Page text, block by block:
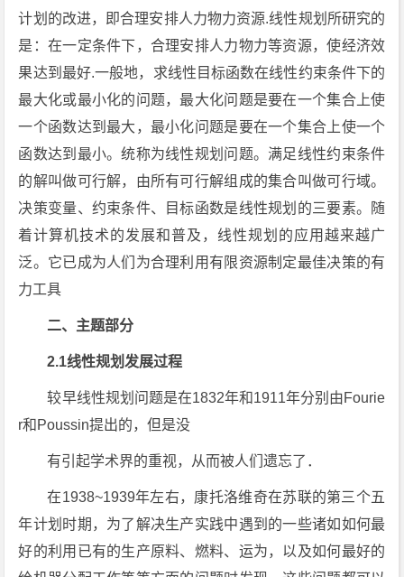
计划的改进，即合理安排人力物力资源.线性规划所研究的
是：在一定条件下，合理安排人力物力等资源，使经济效
果达到最好.一般地，求线性目标函数在线性约束条件下的
最大化或最小化的问题，最大化问题是要在一个集合上使
一个函数达到最大，最小化问题是要在一个集合上使一个
函数达到最小。统称为线性规划问题。满足线性约束条件
的解叫做可行解，由所有可行解组成的集合叫做可行域。
决策变量、约束条件、目标函数是线性规划的三要素。随
着计算机技术的发展和普及，线性规划的应用越来越广
泛。它已成为人们为合理利用有限资源制定最佳决策的有
力工具
二、主题部分
2.1线性规划发展过程
较早线性规划问题是在1832年和1911年分别由Fourie
r和Poussin提出的，但是没
有引起学术界的重视，从而被人们遗忘了．
在1938~1939年左右，康托洛维奇在苏联的第三个五
年计划时期，为了解决生产实践中遇到的一些诸如如何最
好的利用已有的生产原料、燃料、运为，以及如何最好的